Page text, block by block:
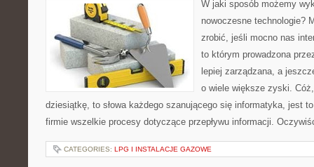
W jaki sposób możemy
nowoczesne technologie?
zrobić, jeśli mocno nas
to którym prowadzona
lepiej zarządzana, a
o wiele większe zyski.
dziesiątkę, to słowa każdego szanującego się informatyka, jest
firmie wszelkie procesy dotyczące przepływu informacji.
CATEGORIES: LPG I INSTALACJE GAZOWE